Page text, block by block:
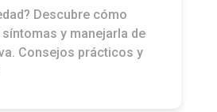
Descubre cómo
y manejarla de
Consejos prácticos y